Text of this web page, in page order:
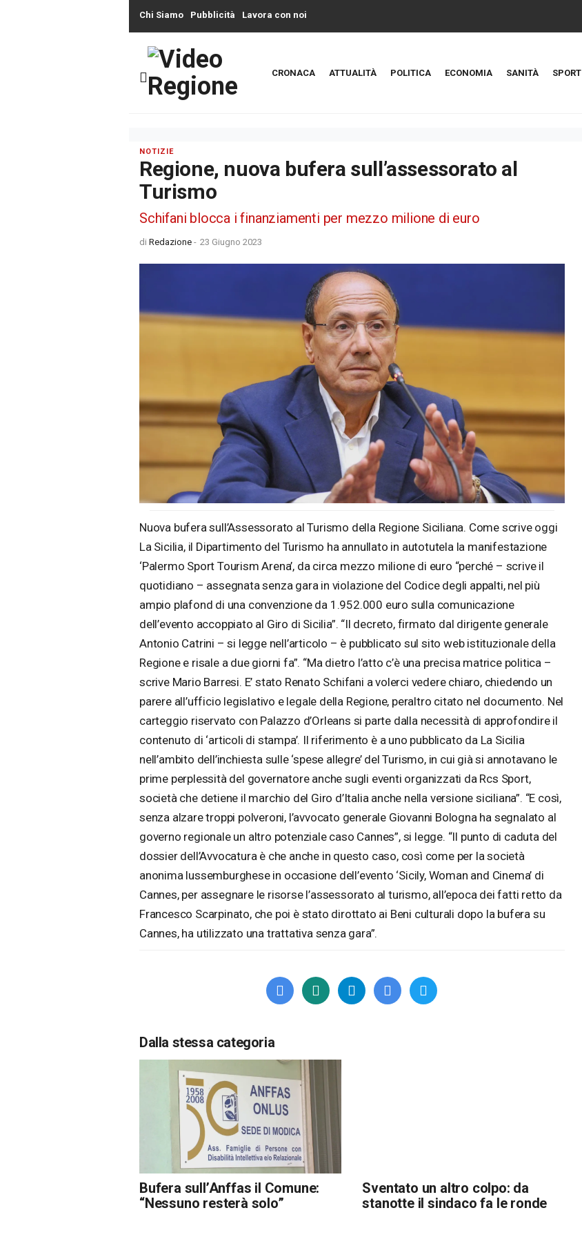
Chi Siamo Pubblicità Lavora con noi
CRONACA ATTUALITÀ POLITICA ECONOMIA SANITÀ SPORT
NOTIZIE
Regione, nuova bufera sull’assessorato al
Turismo
Schifani blocca i finanziamenti per mezzo milione di euro
di Redazione - 23 Giugno 2023
Nuova bufera sull’Assessorato al Turismo della Regione Siciliana. Come scrive oggi
La Sicilia, il Dipartimento del Turismo ha annullato in autotutela la manifestazione
‘Palermo Sport Tourism Arena’, da circa mezzo milione di euro “perché – scrive il
quotidiano – assegnata senza gara in violazione del Codice degli appalti, nel più
ampio plafond di una convenzione da 1.952.000 euro sulla comunicazione
dell’evento accoppiato al Giro di Sicilia”. “Il decreto, firmato dal dirigente generale
Antonio Catrini – si legge nell’articolo – è pubblicato sul sito web istituzionale della
Regione e risale a due giorni fa”. “Ma dietro l’atto c’è una precisa matrice politica –
scrive Mario Barresi. E’ stato Renato Schifani a volerci vedere chiaro, chiedendo un
parere all’ufficio legislativo e legale della Regione, peraltro citato nel documento. Nel
carteggio riservato con Palazzo d’Orleans si parte dalla necessità di approfondire il
contenuto di ‘articoli di stampa’. Il riferimento è a uno pubblicato da La Sicilia
nell’ambito dell’inchiesta sulle ‘spese allegre’ del Turismo, in cui già si annotavano le
prime perplessità del governatore anche sugli eventi organizzati da Rcs Sport,
società che detiene il marchio del Giro d’Italia anche nella versione siciliana”. “E così,
senza alzare troppi polveroni, l’avvocato generale Giovanni Bologna ha segnalato al
governo regionale un altro potenziale caso Cannes”, si legge. “Il punto di caduta del
dossier dell’Avvocatura è che anche in questo caso, così come per la società
anonima lussemburghese in occasione dell’evento ‘Sicily, Woman and Cinema’ di
Cannes, per assegnare le risorse l’assessorato al turismo, all’epoca dei fatti retto da
Francesco Scarpinato, che poi è stato dirottato ai Beni culturali dopo la bufera su
Cannes, ha utilizzato una trattativa senza gara”.
Dalla stessa categoria
Bufera sull’Anffas il Comune:
“Nessuno resterà solo”
Sventato un altro colpo: da
stanotte il sindaco fa le ronde